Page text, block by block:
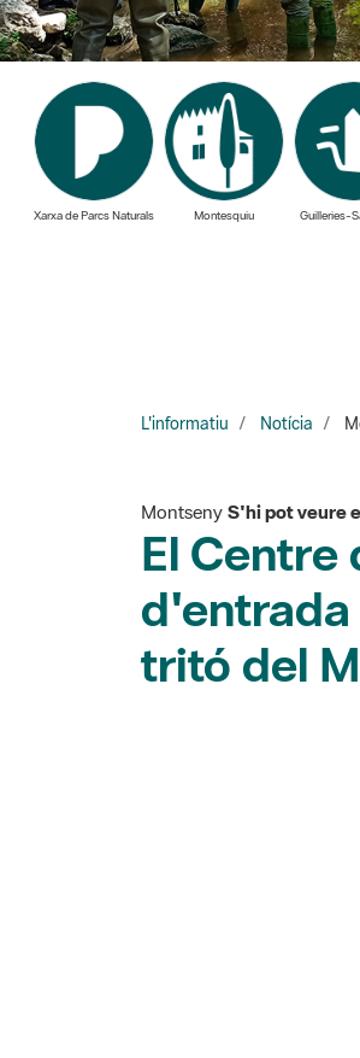
Xarxa de Parcs Naturals Montesquiu Guilleries-
L'informatiu Notícia
Montseny S'hi pot veure
El
d'entrada
tritó del